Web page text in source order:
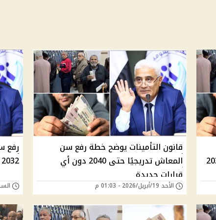
التدريجي 2032
قانون التأمينات يوضح خطة رفع سن
المعاش تدريجيًا حتى 2040 دون أي
قرارات جديدة
الأحد 19/أبريل/2026 - 01:03 م
رفع
2032 والنظام يصل إلى 65 عامًا في 2040
السبت 18/